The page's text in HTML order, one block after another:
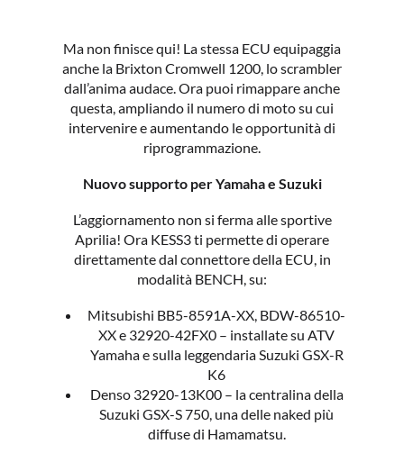
Ma non finisce qui! La stessa ECU equipaggia
anche la Brixton Cromwell 1200, lo scrambler
dall’anima audace. Ora puoi rimappare anche
questa, ampliando il numero di moto su cui
intervenire e aumentando le opportunità di
riprogrammazione.
Nuovo supporto per Yamaha e Suzuki
L’aggiornamento non si ferma alle sportive
Aprilia! Ora KESS3 ti permette di operare
direttamente dal connettore della ECU, in
modalità BENCH, su:
Mitsubishi BB5-8591A-XX, BDW-86510-
XX e 32920-42FX0 – installate su ATV
Yamaha e sulla leggendaria Suzuki GSX-R
K6
Denso 32920-13K00 – la centralina della
Suzuki GSX-S 750, una delle naked più
diffuse di Hamamatsu.